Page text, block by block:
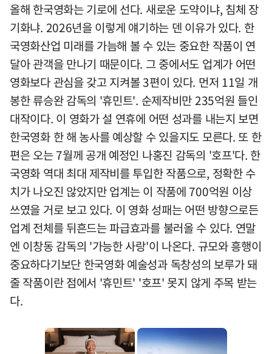
올해 한국영화는 기로에 선다. 새로운 도약이냐, 침체 장
기화냐. 2026년을 이렇게 얘기하는 덴 이유가 있다. 한
국영화산업 미래를 가늠해 볼 수 있는 중요한 작품이 연
달아 관객을 만나기 때문이다. 그 중에서도 업계가 어떤
영화보다 관심을 갖고 지켜볼 3편이 있다. 먼저 11일 개
봉한 류승완 감독의 '휴민트'. 순제작비만 235억원 들인
대작이다. 이 영화가 설 연휴에 어떤 성과를 내는지 보면
한국영화 한 해 농사를 예상할 수 있을지도 모른다. 또 한
편은 오는 7월께 공개 예정인 나홍진 감독의 '호프'다. 한
국영화 역대 최대 제작비를 투입한 작품으로, 정확한 수
치가 나오진 않았지만 업계는 이 작품에 700억원 이상
쓰였을 거로 보고 있다. 이 영화 성패는 어떤 방향으로든
업계 전체를 뒤흔드는 파급효과를 불러올 수 있다. 연말
엔 이창동 감독의 '가능한 사랑'이 나온다. 규모와 흥행이
중요하다기보단 한국영화 예술성과 독창성의 보루가 돼
줄 작품이란 점에서 '휴민트' '호프' 못지 않게 주목 받는
다.